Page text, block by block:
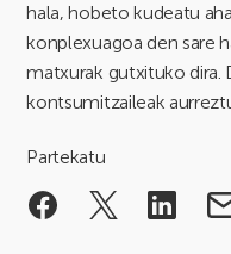
hala, hobeto kudeatu
konplexuagoa den sare
matxurak gutxituko dira.
kontsumitzaileak
Partekatu